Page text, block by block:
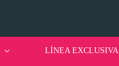
LÍNEA EXCLUSIVA